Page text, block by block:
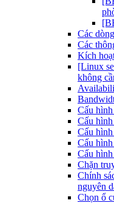
Các
Các
Kích
[Linux
không
Cấu
Cấu
Cấu
Cấu
Cấu
Chặn
Chính
nguyên
Chọn ổ